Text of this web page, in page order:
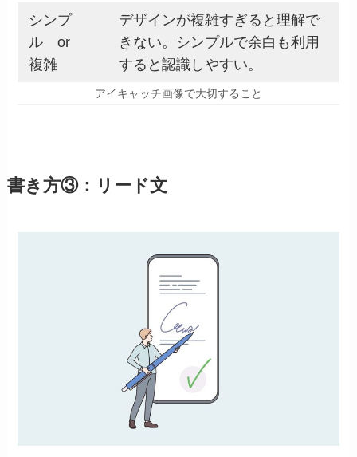
シンプ
ル or
複雑
デザインが複雑すぎると理解で
きない。シンプルで余白も利用
すると認識しやすい。
アイキャッチ画像で大切すること
書き方③：リード文